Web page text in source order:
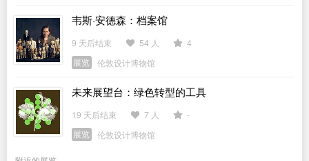
韦斯·安德森：档案馆
9 天后结束 54 人
4
展览
伦敦设计博物馆
未来展望台：绿色转型的工具
19 天后结束 7 人
-
展览
伦敦设计博物馆